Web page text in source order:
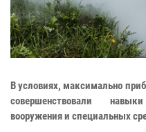
В условиях, максимально
совершенствовали
вооружения и специальных